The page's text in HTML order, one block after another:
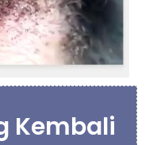
Kembali